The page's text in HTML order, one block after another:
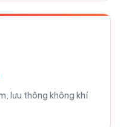
lưu thông không khí